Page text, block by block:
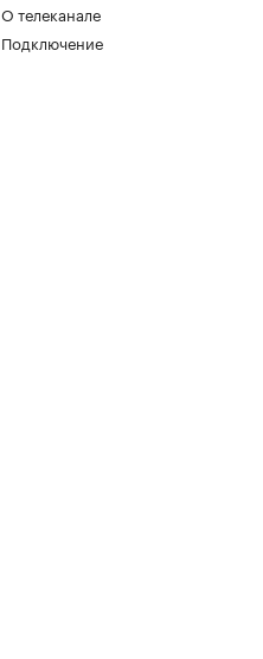
О телеканале
Подключение